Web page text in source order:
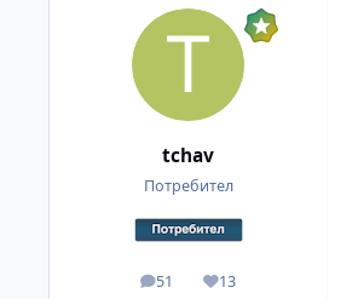
tchav
Потребител
51
мнения 13
Reputation